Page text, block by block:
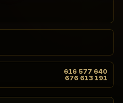
616 577 640
676 613 191